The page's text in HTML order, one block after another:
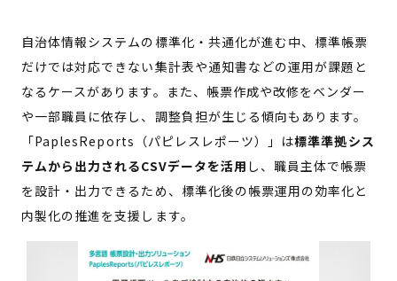
自治体情報システムの標準化・共通化が進む中、標準帳票
だけでは対応できない集計表や通知書などの運用が課題と
なるケースがあります。また、帳票作成や改修をベンダー
や一部職員に依存し、調整負担が生じる傾向もあります。
「PaplesReports（パピレスレポーツ）」は標準準拠シス
テムから出力されるCSVデータを活用 し、職員主体で帳票
を設計・出力できるため、標準化後の帳票運用の効率化と
内製化の推進を支援します。